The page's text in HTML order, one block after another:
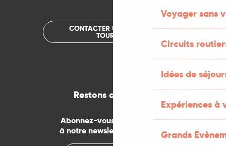
Voyager sans
Circuits
Idées de
Expériences à
Grands
CONTACTER UN OFFICE DE
TOURISME
Restons connectés
Abonnez-vous gratuitement
à notre newsletter mensuelle